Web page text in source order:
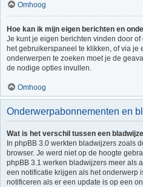
Omhoog
Hoe kan ik mijn eigen berichten en
Je kunt je eigen berichten vinden door
het gebruikerspaneel te klikken, of via je
onderwerpen te zoeken moet je de
de nodige opties invullen.
Omhoog
Onderwerpabonnementen en
Wat is het verschil tussen een
In phpBB 3.0 werkten bladwijzers zoals
browser. Je werd niet op de hoogte
phpBB 3.1 werken bladwijzers meer als
een notificatie krijgen als het onderwerp
notificeren als er een update is op een